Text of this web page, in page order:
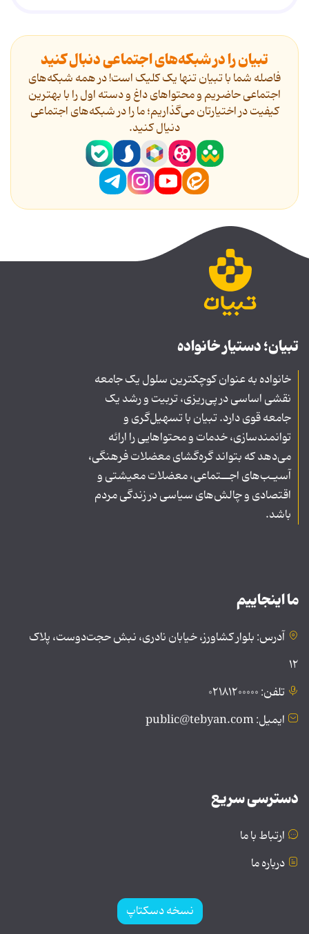
تبیان را در شبکه‌های اجتماعی دنبال کنید
فاصله شما با تبیان تنها یک کلیک است! در همه شبکه‌های
اجتماعی حاضریم و محتواهای داغ و دسته اول را با بهترین
کیفیت در اختیارتان می‌گذاریم؛ ما را در شبکه‌های اجتماعی
دنیال کنید.
تبیان؛ دستیار خانواده
خانواده به عنوان کوچکترین سلول یک جامعه
نقشی اساسی در پی‌ریزی، تربیت و رشد یک
جامعه قوی دارد. تبیان با تسهیل‌گری و
توانمندسازی، خدمات و محتواهایی را ارائه
می‌دهد که بتواند گره‌گشای معضلات فرهنگی،
آسیـب‌های اجــتماعی، معضلات معیشتی و
اقتصادی و چالش‌های سیاسی در زندگی مردم
باشد.
ما اینجاییم
آدرس: بلوار کشاورز، خیابان نادری، نبش حجت‌دوست، پلاک
۱۲
تلفن: ۰۲۱۸۱۲۰۰۰۰۰
ایمیل: public@tebyan.com
دسترسی سریع
ارتباط با ما
درباره ما
نسخه دسکتاپ